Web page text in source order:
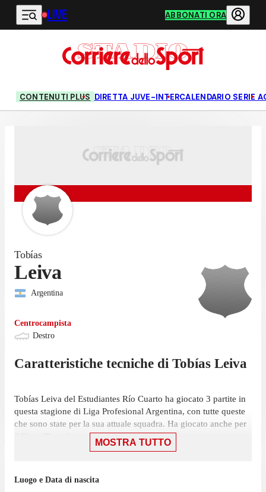
Vai al contenuto principale
LIVE ABBONATI ORA
CONTENUTI PLUS DIRETTA JUVE-INTERCALENDARIO SERIE A
Tobías
Leiva
Argentina
Centrocampista
Destro
Caratteristiche tecniche di Tobías Leiva
Tobías Leiva del Estudiantes Río Cuarto ha giocato 3 partite in
questa stagione di Liga Profesional Argentina, con tutte queste
che sono state per la sua attuale squadra. Ha giocato anche per
il River Plate durante la stagione 2026.
Estudiantes Río Cuarto contro il Racing Club, nella sconfitta per
MOSTRA TUTTO
Luogo e Data di nascita